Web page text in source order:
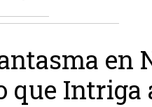
en
que Intriga